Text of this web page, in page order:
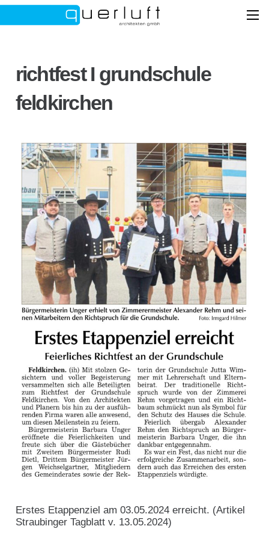
richtfest I grundschule
feldkirchen
Erstes Etappenziel am 03.05.2024 erreicht. (Artikel
Straubinger Tagblatt v. 13.05.2024)